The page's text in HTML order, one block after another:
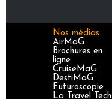
Nos médias
AirMaG
Brochures en
ligne
CruiseMaG
DestiMaG
Futuroscopie
La Travel Tech